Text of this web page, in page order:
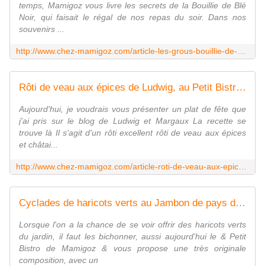
temps, Mamigoz vous livre les secrets de la Bouillie de Blé
Noir, qui faisait le régal de nos repas du soir. Dans nos
souvenirs ...
Rôti de veau aux épices de Ludwig, au Petit Bistro de Mamigoz - Chez Mamigoz
Aujourd'hui, je voudrais vous présenter un plat de fête que
j'ai pris sur le blog de Ludwig et Margaux La recette se
trouve là Il s'agit d'un rôti excellent rôti de veau aux épices
et châtai...
Cyclades de haricots verts au Jambon de pays de Mamigoz - Chez Mamigoz
Lorsque l'on a la chance de se voir offrir des haricots verts
du jardin, il faut les bichonner, aussi aujourd'hui le & Petit
Bistro de Mamigoz & vous propose une très originale
composition, avec un